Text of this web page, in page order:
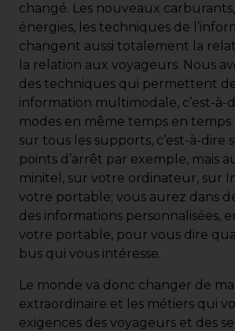
changé. Les nouveaux
énergies, les techniques de
changent aussi totalement la
la relation aux voyageurs. Nous
des techniques qui permettent
information multimodale, c’est-à-
modes en même temps en
sur tous les supports, c’est-à-dire
points d’arrêt par exemple, mais
minitel, sur votre ordinateur, sur
votre portable; vous aurez dans
des informations personnalisées,
votre portable, pour vous dire
bus qui vous intéresse.
Le monde va donc changer de
extraordinaire et les métiers qui
exigences des voyageurs et des